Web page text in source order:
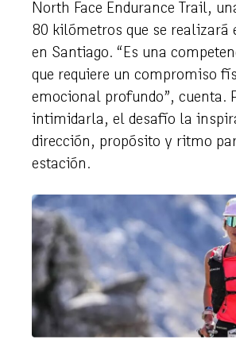
North Face Endurance Trail,
80 kilómetros que se realizará
en Santiago. “Es una
que requiere un compromiso
emocional profundo”, cuenta.
intimidarla, el desafío la
dirección, propósito y ritmo
estación.